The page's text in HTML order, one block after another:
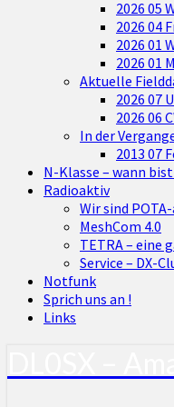
2026 05
2026 04
2026 01
2026 01
Aktuelle
2026 07
2026 06
In der
2013 07
N-Klasse – wann bist
Radioaktiv
Wir sind
MeshCom 4.0
TETRA – eine
Service – DX-
Notfunk
Sprich uns an !
Links